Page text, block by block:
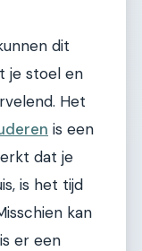
dit
je stoel en
Het
is een
dat je
is het tijd
kan
er een